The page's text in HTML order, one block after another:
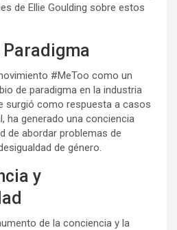
de Ellie Goulding sobre estos
Paradigma
#MeToo como un
de paradigma en la industria
surgió como respuesta a casos
ha generado una conciencia
de abordar problemas de
de género.
y
de la conciencia y la